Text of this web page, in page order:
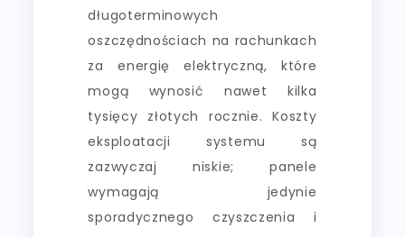
długoterminowych
oszczędnościach na rachunkach
za energię elektryczną, które
mogą wynosić nawet kilka
tysięcy złotych rocznie. Koszty
eksploatacji systemu są
zazwyczaj niskie; panele
wymagają jedynie
sporadycznego czyszczenia i